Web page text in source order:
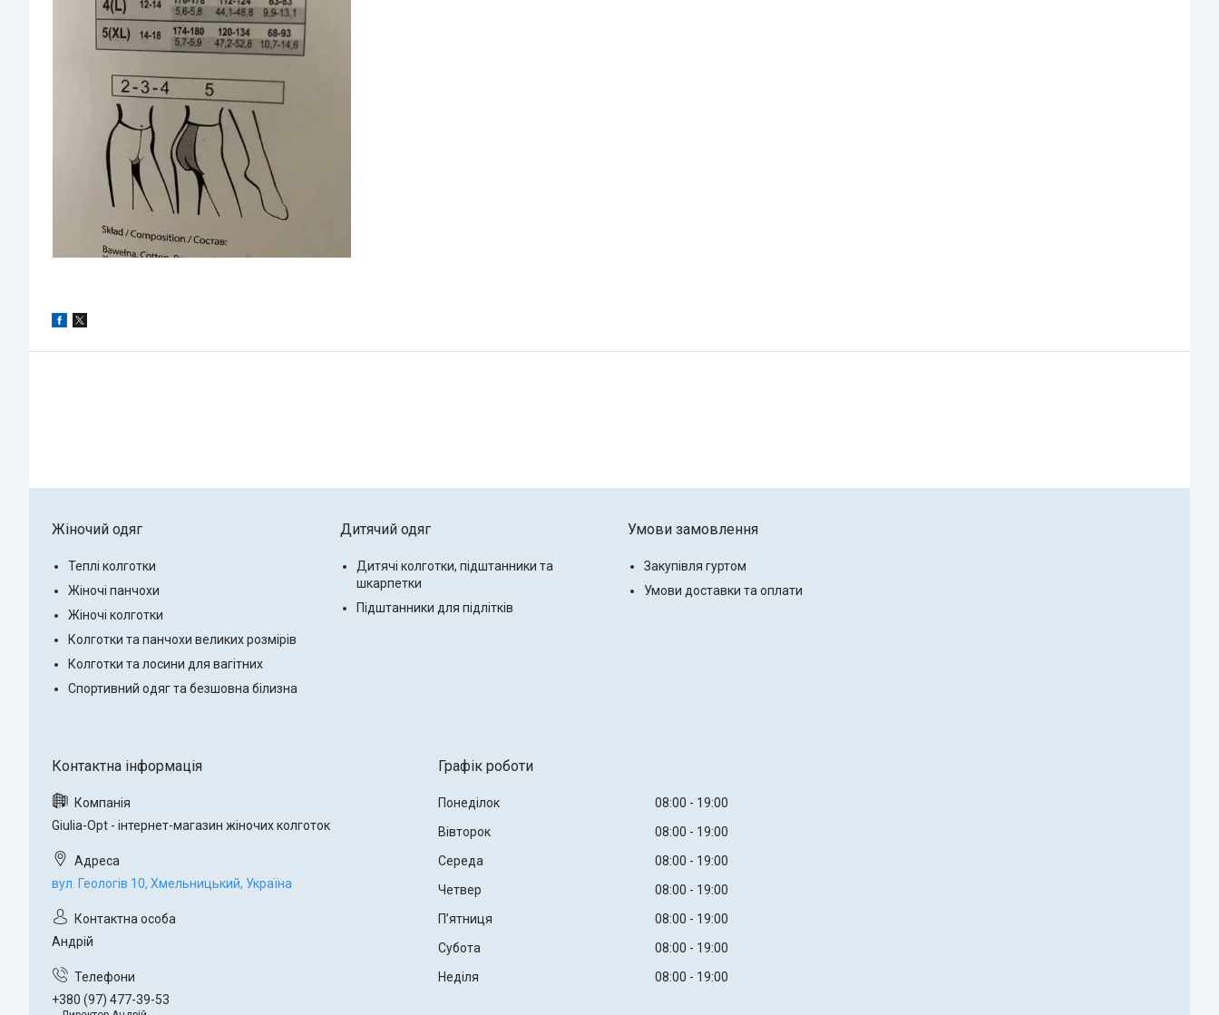
Жіночий одяг
Теплі колготки
Жіночі панчохи
Жіночі колготки
Колготки та панчохи великих розмірів
Колготки та лосини для вагітних
Спортивний одяг та безшовна білизна
Дитячий одяг
Дитячі колготки, підштанники та
шкарпетки
Підштанники для підлітків
Умови замовлення
Закупівля гуртом
Умови доставки та оплати
Giulia-Opt - інтернет-магазин жіночих колготок
вул. Геологів 10, Хмельницький, Україна
Андрій
+380 (97) 477-39-53
Графік роботи
Понеділок 08:00
19:00
Вівторок
08:00
19:00
Середа
08:00
19:00
Четвер
08:00
19:00
Пʼятниця
08:00
19:00
Субота
08:00
19:00
Неділя
08:00 19:00